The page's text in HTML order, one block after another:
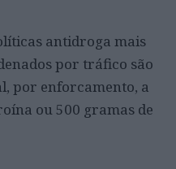
antidroga mais
por tráfico são
por enforcamento, a
ou 500 gramas de